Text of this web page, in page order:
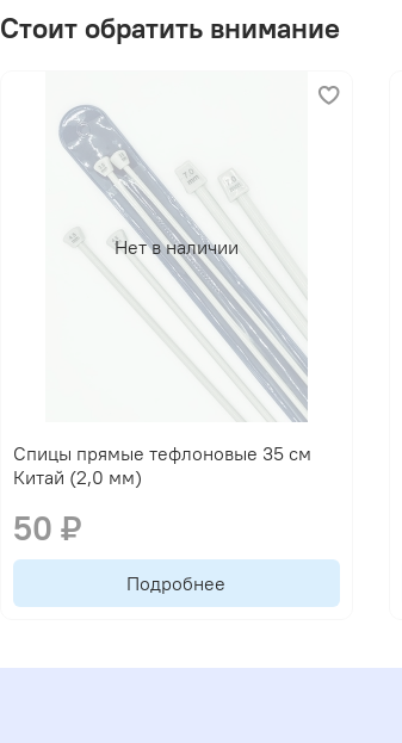
Стоит обратить внимание
Нет в наличии
Спицы прямые тефлоновые 35 см
Китай (2,0 мм)
50 ₽
Подробнее